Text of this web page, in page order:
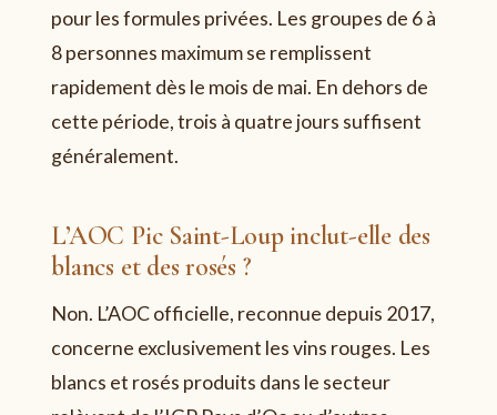
pour les formules privées. Les groupes de 6 à
8 personnes maximum se remplissent
rapidement dès le mois de mai. En dehors de
cette période, trois à quatre jours suffisent
généralement.
L’AOC Pic Saint-Loup inclut-elle des
blancs et des rosés ?
Non. L’AOC officielle, reconnue depuis 2017,
concerne exclusivement les vins rouges. Les
blancs et rosés produits dans le secteur